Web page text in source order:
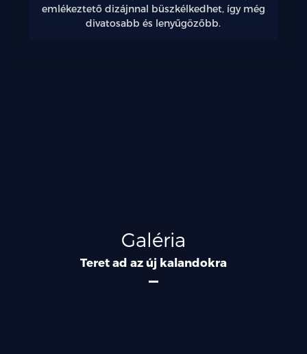
emlékeztető dizájnnal büszkélkedhet, így még
divatosabb és lenyűgözőbb.
Galéria
Teret ad az új kalandokra